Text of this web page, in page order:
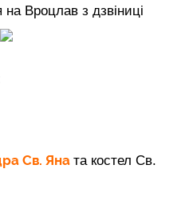
Вроцлав з дзвіниці
Св. Яна та костел Св.